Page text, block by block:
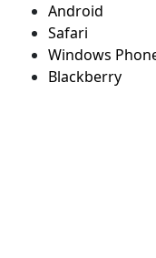
Android
Safari
Windows
Blackberry